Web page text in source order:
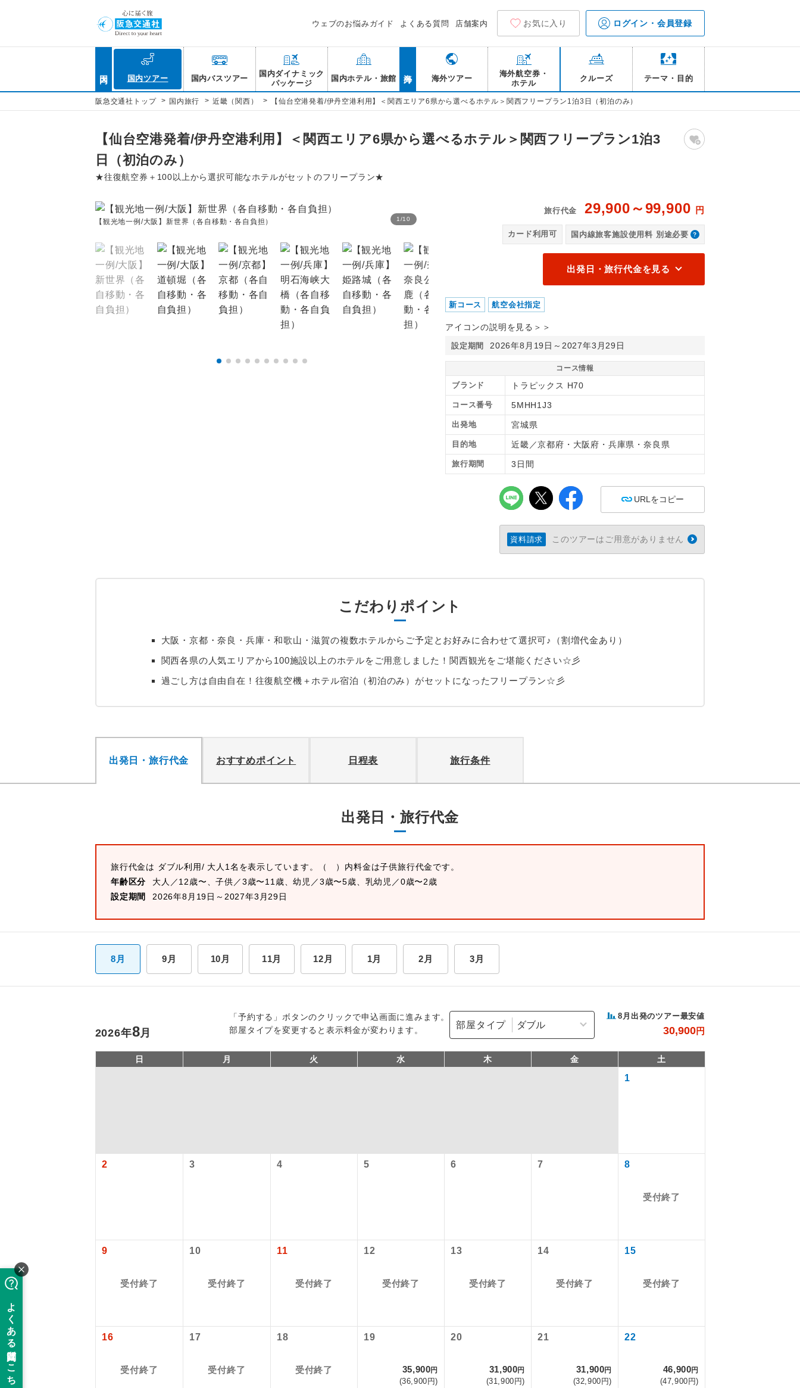
ウェブのお悩みガイド よくある質問 店舗案内 お気に入り ログイン・会員登録
国内ツアー 国内バスツアー
国内ダイナミック
パッケージ
国内ホテル・旅館 海外ツアー
海外航空券・
ホテル
クルーズ テーマ・目的
阪急交通社トップ > 国内旅行 > 近畿（関西） > 【仙台空港発着/伊丹空港利用】＜関西エリア6県から選べるホテル＞関西フリープラン1泊3日（初泊のみ）
【仙台空港発着/伊丹空港利用】＜関西エリア6県から選べるホテル＞関西フリープラン1泊3
日（初泊のみ）
★往復航空券＋100以上から選択可能なホテルがセットのフリープラン★
1 /10
【観光地一例/大阪】新世界（各自移動・各自負担）
旅行代金 29,900～99,900 円
カード利用可 国内線旅客施設使用料 別途必要
出発日・旅行代金を見る
新コース 航空会社指定
アイコンの説明を見る＞＞
設定期間 2026年8月19日～2027年3月29日
コース情報
ブランド トラピックス H70
コース番号 5MHH1J3
出発地 宮城県
目的地 近畿／京都府・大阪府・兵庫県・奈良県
旅行期間 3日間
URLをコピー
資料請求 このツアーはご用意がありません
こだわりポイント
大阪・京都・奈良・兵庫・和歌山・滋賀の複数ホテルからご予定とお好みに合わせて選択可♪（割増代金あり）
関西各県の人気エリアから100施設以上のホテルをご用意しました！関西観光をご堪能ください☆彡
過ごし方は自由自在！往復航空機＋ホテル宿泊（初泊のみ）がセットになったフリープラン☆彡
出発日・旅行代金 おすすめポイント 日程表 旅行条件
出発日・旅行代金
旅行代金は ダブル利用/ 大人1名を表示しています。
（ ）内料金は子供旅行代金です。
年齢区分
大人／12歳〜、子供／3歳〜11歳、幼児／3歳〜5歳、乳幼児／0歳〜2歳
設定期間
2026年8月19日～2027年3月29日
8月 9月 10月 11月 12月 1月 2月 3月
「予約する」ボタンのクリックで申込画面に進みます。
部屋タイプを変更すると表示料金が変わります。
部屋タイプ
8 月出発のツアー最安値
30,900円
2026年8月
日 月 火 水 木 金 土
1
2 3 4 5 6 7 8
受付終了
9
受付終了
10
受付終了
11
受付終了
12
受付終了
13
受付終了
14
受付終了
15
受付終了
16
受付終了
17
受付終了
18
受付終了
19
35,900円
(36,900円)
20
31,900円
(31,900円)
21
31,900円
(32,900円)
22
46,900円
(47,900円)
仙台空港往復：大人580円、子供580円
添乗員同行
往路出発空港（駅）から復路到着空港（駅）まで同行しま
現地到着空港（駅）から最終日出発空港（駅）まで添乗員が
バスガイド乗務 バスガイドが乗務し、車内での観光案内があります。
ユネスコに登録されている文化遺産や自然遺産を訪ねるコー